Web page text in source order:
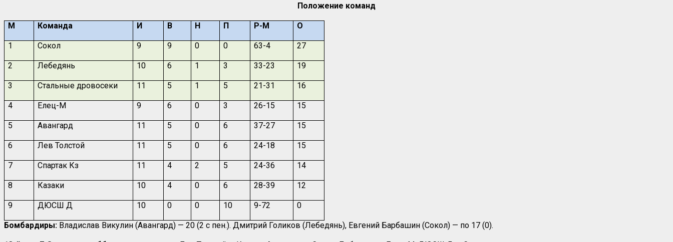
Положение команд
М Команда И В Н П Р-М О
1 Сокол 9 9 0 0 63-4 27
2 Лебедянь 10 6 1 3 33-23 19
3 Стальные дровосеки 11 5 1 5 21-31 16
4 Елец-М 9 6 0 3 26-15 15
5 Авангард 11 5 0 6 37-27 15
6 Лев Толстой 11 5 0 6 24-18 15
7 Спартак Кз 11 4 2 5 24-36 14
8 Казаки 10 4 0 6 28-39 12
9 ДЮСШ Д 10 0 0 10 9-72 0
Бомбардиры: Владислав Викулин (Авангард) — 20 (2 с пен.). Дмитрий Голиков (Лебедянь), Евгений Барбашин (Сокол) — по 17 (0).